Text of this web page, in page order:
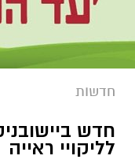
חדשות
חדש
לליקויי ראייה